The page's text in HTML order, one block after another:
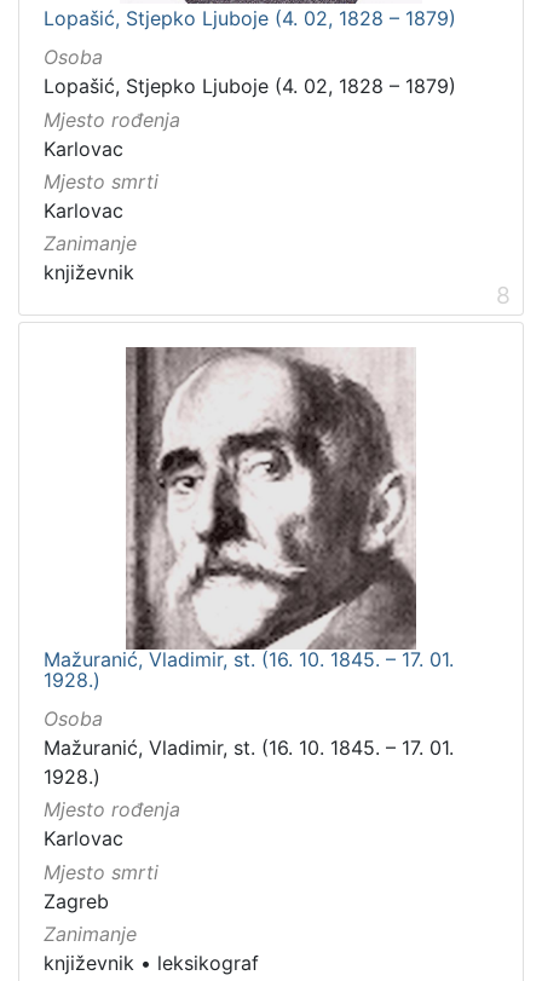
Lopašić, Stjepko Ljuboje (4. 02, 1828 – 1879)
Osoba
Lopašić, Stjepko Ljuboje (4. 02, 1828 – 1879)
Mjesto rođenja
Karlovac
Mjesto smrti
Karlovac
Zanimanje
književnik
8
Mažuranić, Vladimir, st. (16. 10. 1845. – 17. 01.
1928.)
Osoba
Mažuranić, Vladimir, st. (16. 10. 1845. – 17. 01.
1928.)
Mjesto rođenja
Karlovac
Mjesto smrti
Zagreb
Zanimanje
književnik • leksikograf